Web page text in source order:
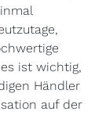
ist wichtig,
Händler
auf der